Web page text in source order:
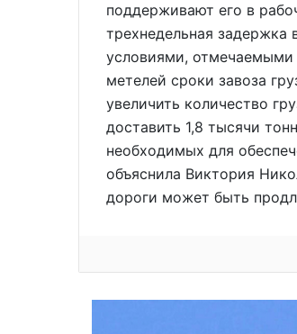
поддерживают его в
трехнедельная
условиями, отмечаемыми
метелей сроки завоза
увеличить количество
доставить 1,8 тысячи
необходимых для
объяснила Виктория
дороги может быть